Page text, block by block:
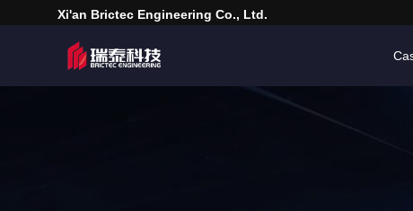
Xi'an Brictec Engineering Co., Ltd.